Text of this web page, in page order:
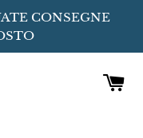
CONSEGNE